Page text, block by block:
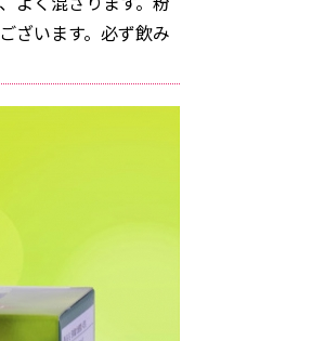
ざいます。必ず飲み